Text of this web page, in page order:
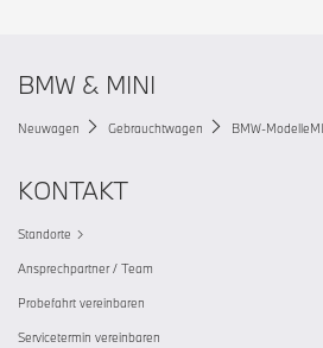
BMW & MINI
Neuwagen Gebrauchtwagen BMW-Modelle
KONTAKT
Standorte
Ansprechpartner / Team
Probefahrt vereinbaren
Servicetermin vereinbaren